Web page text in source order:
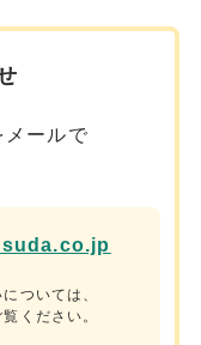
メールで
ついては、
ください。